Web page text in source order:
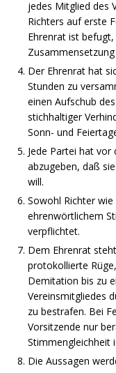
jedes Mitglied des
Richters auf erste
Ehrenrat ist
Der Ehrenrat hat
Stunden zu
einen Aufschub
stichhaltiger
Sonn- und
Jede Partei hat vor
abzugeben, daß
will.
Sowohl Richter
ehrenwörtlichem
verpflichtet.
Dem Ehrenrat
protokollierte
Demitation bis zu
Vereinsmitgliedes
zu bestrafen. Bei
Vorsitzende nur
Stimmengleichheit
Die Aussagen